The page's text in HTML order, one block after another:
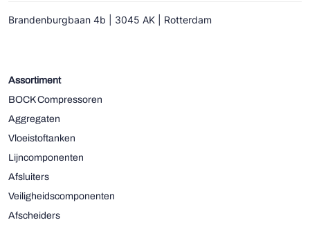
Brandenburgbaan 4b | 3045 AK | Rotterdam
Assortiment
BOCK Compressoren
Aggregaten
Vloeistoftanken
Lijncomponenten
Afsluiters
Veiligheidscomponenten
Afscheiders